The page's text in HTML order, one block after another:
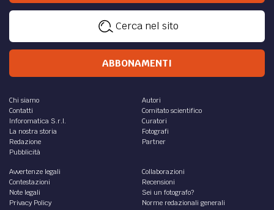
Cerca nel sito
ABBONAMENTI
Chi siamo
Contatti
Inforomatica S.r.l.
La nostra storia
Redazione
Pubblicità
Autori
Comitato scientifico
Curatori
Fotografi
Partner
Avvertenze legali
Contestazioni
Note legali
Privacy Policy
Collaborazioni
Recensioni
Sei un fotografo?
Norme redazionali generali